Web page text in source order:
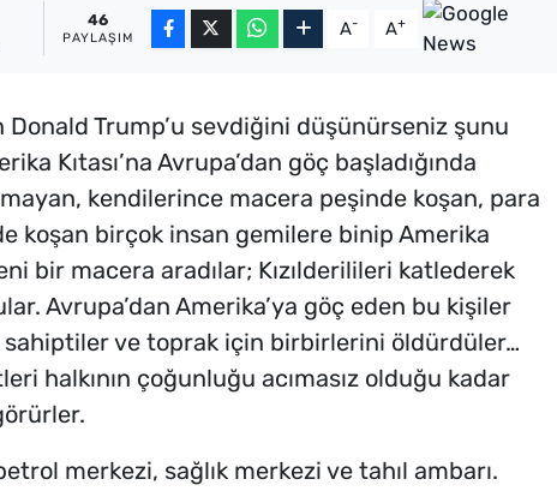
46
PAYLAŞIM A- A+
Donald Trump’u sevdiğini düşünürseniz şunu
Kıtası’na Avrupa’dan göç başladığında
kendilerince macera peşinde koşan, para
koşan birçok insan gemilere binip Amerika
bir macera aradılar; Kızılderilileri katlederek
Avrupa’dan Amerika’ya göç eden bu kişiler
sahiptiler ve toprak için birbirlerini öldürdüler…
halkının çoğunluğu acımasız olduğu kadar
merkezi, sağlık merkezi ve tahıl ambarı.